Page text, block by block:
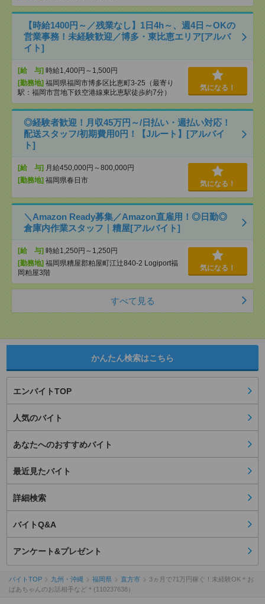
【時給1400円～／残業なし】1日4h～、週4日～OKの
営業事務！未経験歓迎／博多・東比恵エリア[アルバ
イト]
[給 与] 時給1,400円～1,500円
[勤務地] 福岡県福岡市博多区比恵町3-25（最寄り
駅：福岡市営地下鉄空港線東比恵駅徒歩約7分）
気になる！
◎経験者歓迎！月収45万円～/日払い・週払い対応！
配送スタッフ/初期費用0円！【Jルート】[アルバイ
ト]
[給 与] 月給450,000円～800,000円
[勤務地] 福岡県春日市 気になる！
＼Amazon Ready募集／Amazon直雇用！◎日勤◎
倉庫内作業スタッフ｜糟屋[アルバイト]
[給 与] 時給1,250円～1,250円
[勤務地] 福岡県糟屋郡粕屋町江辻840-2 Logiport福
岡粕屋3階
気になる！
すべて見る
かんたん検索はこちら
エンバイトTOP
人気のバイト
あなたへのおすすめバイト
最近見たバイト
詳細検索
バイトQ&A
アンケート&プレゼント
バイトTOP 九州・沖縄 福岡県 直方市
3ヵ月で71万円稼ぐ！未経験OK＊お
ばあちゃんのお話相手など＊(110237638）